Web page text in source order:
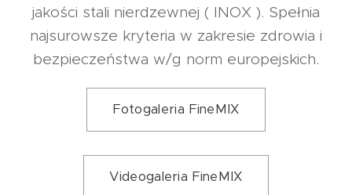
jakości stali nierdzewnej ( INOX ). Spełnia
najsurowsze kryteria w zakresie zdrowia i
bezpieczeństwa w/g norm europejskich.
Fotogaleria FineMIX
Videogaleria FineMIX